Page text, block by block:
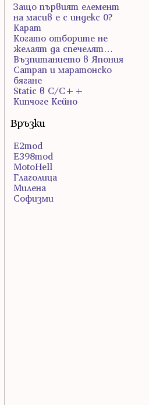
Защо първият елемент
на масив е с индекс 0?
Карат
Когато отборите не
желаят да спечелят…
Възпитанието в Япония
Сатрап и маратонско
бягане
Static в C/C++
Кипчоге Кейно
Връзки
E2mod
E398mod
MotoHell
Глаголица
Милена
Софизми